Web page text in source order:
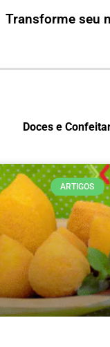
Transforme seu
Doces e
ARTIGOS